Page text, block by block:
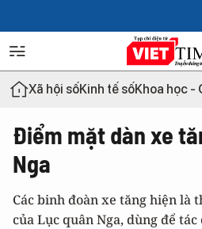
Xã hội sốKinh tế sốKhoa học -
Điểm mặt dàn xe
Nga
Các binh đoàn xe tăng hiện là
của Lục quân Nga, dùng để